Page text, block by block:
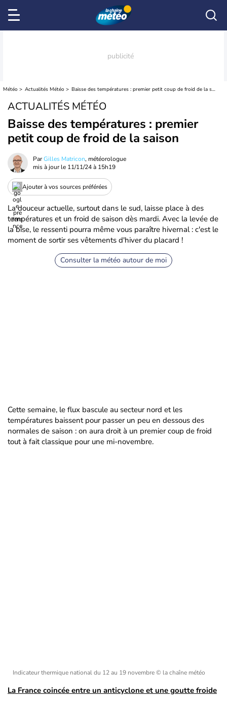
Météo Actualités Météo Baisse des températures : premier petit coup de froid de la saison
ACTUALITÉS MÉTÉO
Baisse des températures : premier
petit coup de froid de la saison
ParGilles Matricon, météorologue
mis à jour le 11/11/24 à 15h19
Ajouter à vos sources préférées
La douceur actuelle, surtout dans le sud, laisse place à des
températures et un froid de saison dès mardi. Avec la levée de
la bise, le ressenti pourra même vous paraître hivernal : c'est le
moment de sortir ses vêtements d'hiver du placard !
Consulter la météo autour de moi
Cette semaine, le flux bascule au secteur nord et les
températures baissent pour passer un peu en dessous des
normales de saison : on aura droit à un premier coup de froid
tout à fait classique pour une mi-novembre.
Indicateur thermique national du 12 au 19 novembre© la chaîne météo
La France coincée entre un anticyclone et une goutte froide